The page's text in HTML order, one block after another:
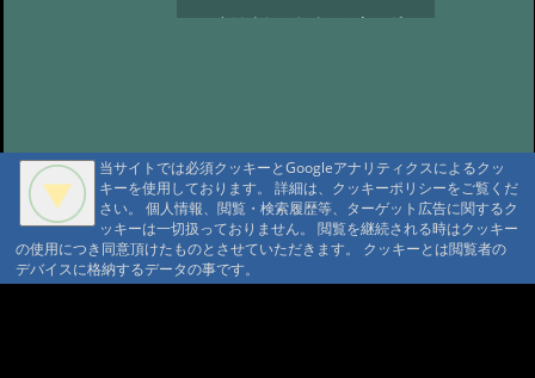
#160:あけましておめでとうござい
#157:今日は疲れました。
@ '10 11/29 22:37
#156:寒い朝です。
@ '10 11/19 22:16
#155:そろそろ冬支度
@ '10 11/4 10:30
#154:白い峰
#153:ふじばかまとア
当サイトでは必須クッキーとGoogleアナリティクスによるクッ
キーを使用しております。 詳細は、クッキーポリシーをご覧くだ
さい。 個人情報、閲覧・検索履歴等、ターゲット広告に関するク
ッキーは一切扱っておりません。 閲覧を継続される時はクッキー
の使用につき同意頂けたものとさせていただきます。 クッキーとは閲覧者の
デバイスに格納するデータの事です。